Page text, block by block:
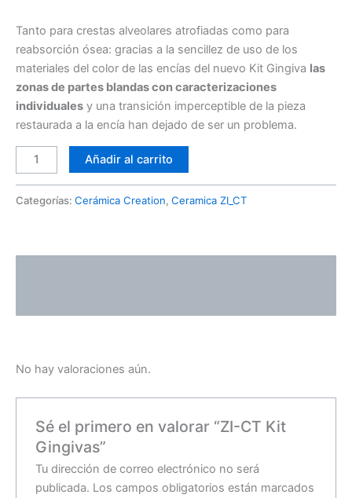
Tanto para crestas alveolares atrofiadas como para
reabsorción ósea: gracias a la sencillez de uso de los
materiales del color de las encías del nuevo Kit Gingiva las
zonas de partes blandas con caracterizaciones
individuales y una transición imperceptible de la pieza
restaurada a la encía han dejado de ser un problema.
Añadir al carrito
Categorías: Cerámica Creation, Ceramica ZI_CT
No hay valoraciones aún.
Sé el primero en valorar “ZI-CT Kit
Gingivas”
Tu dirección de correo electrónico no será
publicada. Los campos obligatorios están marcados